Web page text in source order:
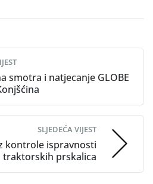
smotra i natjecanje GLOBE
SLJEDEĆA VIJEST
kontrole ispravnosti
traktorskih prskalica